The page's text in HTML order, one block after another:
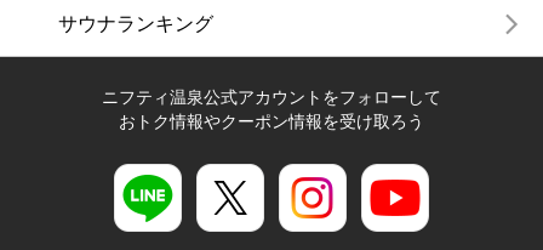
サウナランキング
ニフティ温泉公式アカウントをフォローして
おトク情報やクーポン情報を受け取ろう